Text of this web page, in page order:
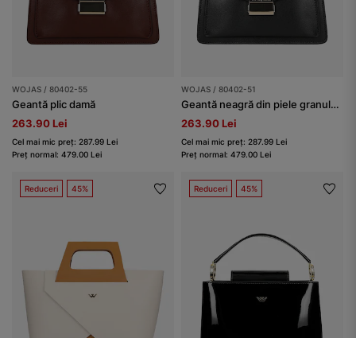
WOJAS / 80402-55
Geantă plic damă
263.90 Lei
Cel mai mic preț: 287.99 Lei
Preț normal: 479.00 Lei
WOJAS / 80402-51
Geantă neagră din piele granulată damă
263.90 Lei
Cel mai mic preț: 287.99 Lei
Preț normal: 479.00 Lei
Reduceri 45% Reduceri 45%